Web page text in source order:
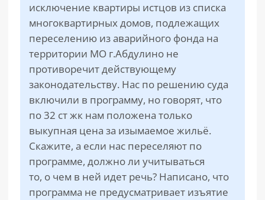
исключение квартиры истцов из списка
многоквартирных домов, подлежащих
переселению из аварийного фонда на
территории МО г.Абдулино не
противоречит действующему
законодательству. Нас по решению суда
включили в программу, но говорят, что
по 32 ст жк нам положена только
выкупная цена за изымаемое жильё.
Скажите, а если нас переселяют по
программе, должно ли учитываться
то, о чем в ней идет речь? Написано, что
программа не предусматривает изъятие